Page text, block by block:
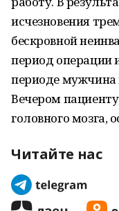
исчезновения
бескровной
период операции
периоде мужчина
Вечером
головного мозга,
Читайте нас